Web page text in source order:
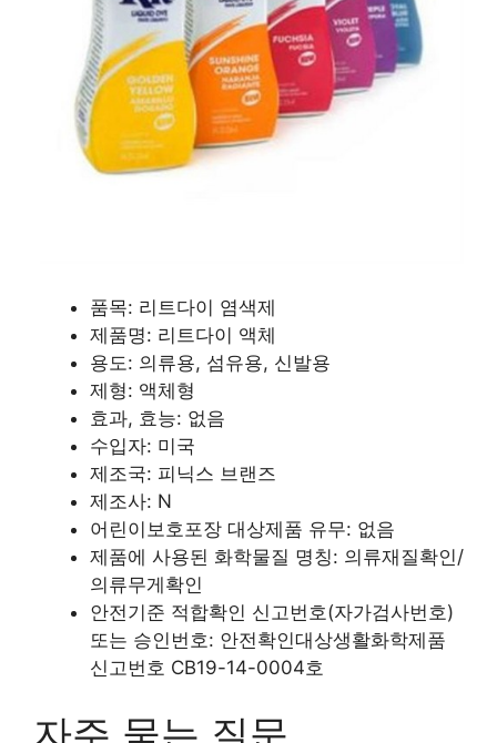
품목: 리트다이 염색제
제품명: 리트다이 액체
용도: 의류용, 섬유용, 신발용
제형: 액체형
효과, 효능: 없음
수입자: 미국
제조국: 피닉스 브랜즈
제조사: N
어린이보호포장 대상제품 유무: 없음
제품에 사용된 화학물질 명칭: 의류재질확인/
의류무게확인
안전기준 적합확인 신고번호(자가검사번호)
또는 승인번호: 안전확인대상생활화학제품
신고번호 CB19-14-0004호
자주 묻는 질문